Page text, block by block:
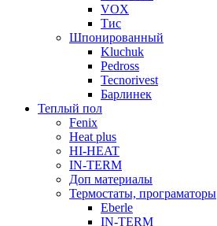
VOX
Тис
Шпонированный
Kluchuk
Pedross
Tecnorivest
Барлинек
Теплый пол
Fenix
Heat plus
HI-HEAT
IN-TERM
Доп материалы
Термостаты, програматоры
Eberle
IN-TERM